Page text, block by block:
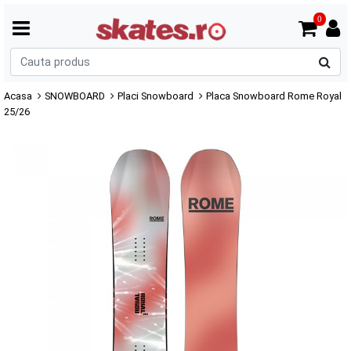
0
Acasa SNOWBOARD Placi Snowboard
Placa Snowboard Rome Royal
25/26